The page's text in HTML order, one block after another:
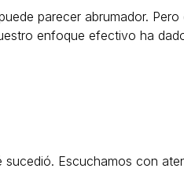
parecer abrumador.
enfoque efectivo ha
Escuchamos con